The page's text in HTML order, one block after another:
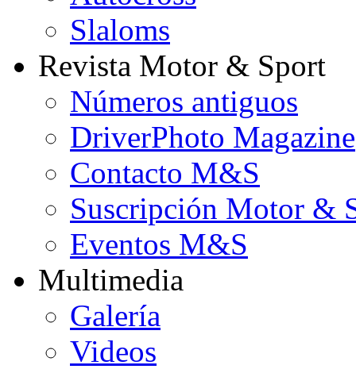
Slaloms
Revista Motor & Sport
Números antiguos
DriverPhoto Magazine
Contacto M&S
Suscripción Motor &
Eventos M&S
Multimedia
Galería
Videos